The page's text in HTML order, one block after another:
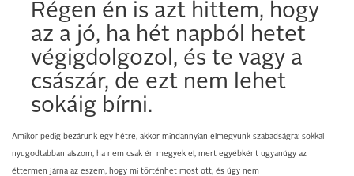
Régen én is azt hittem, hogy
az a jó, ha hét napból hetet
végigdolgozol, és te vagy a
császár, de ezt nem lehet
sokáig bírni.
Amikor pedig bezárunk egy hétre, akkor mindannyian elmegyünk szabadságra: sokkal
nyugodtabban alszom, ha nem csak én megyek el, mert egyébként ugyanúgy az
éttermen járna az eszem, hogy mi történhet most ott, és úgy nem